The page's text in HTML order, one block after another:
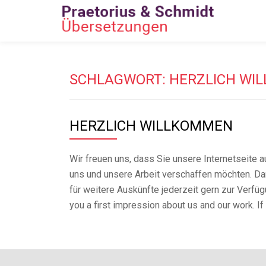
SCHLAGWORT: HERZLICH
HERZLICH WILLKOMMEN
Wir freuen uns, dass Sie unsere Internetseite
uns und unsere Arbeit verschaffen möchten.
für weitere Auskünfte jederzeit gern zur
you a first impression about us and our work. If